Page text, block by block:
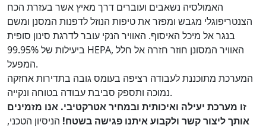
האמולסיה נשאבים ועוברים דרך מאיץ אשר בעזרת הכח
הצנטריפוגלי מגבש ומפזר את טיפות הנוזל לדפנות המסנן ומשם
בנגר אל מיכל האיסוף. האוויר הנקי עובר לדרגת סינון סופית
ביעילות של 99.95% HEPA, האוויר המסונן חוזר חזרה אל חלל
המפעל.
המערכת מתוכננת לעבודה רציפה בעומס גובה בתדירות אחזקה
נמוכה ותספק סביבת עבודה בטוחה ונקייה.
זו מערכת יעילה ואיכותית ובמחיר אטרקטיבי. אנו מזמינים
אותך ליצור קשר ולקבוע איתנו פגישה בשטח! הניסיון הטכני,